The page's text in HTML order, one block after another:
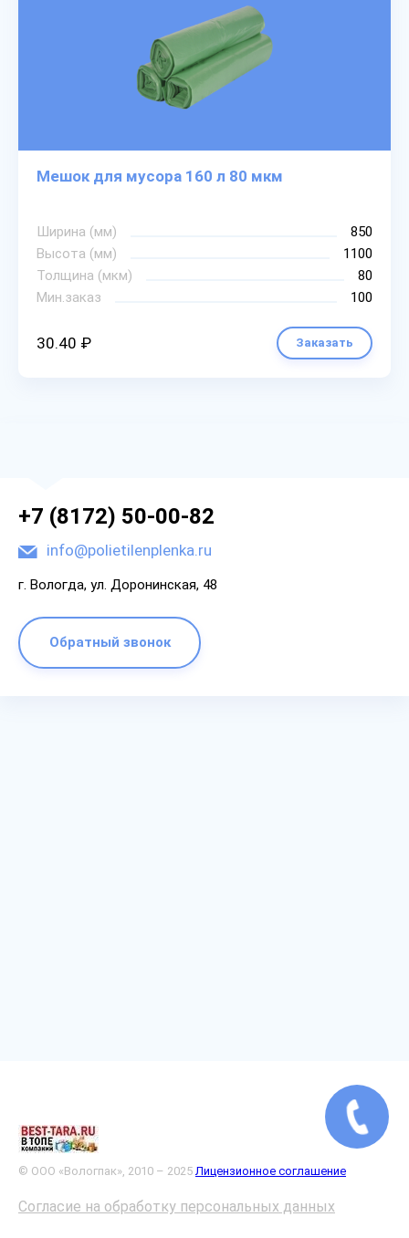
Мешок для мусора 160 л 80 мкм
Ширина (мм)
850
Высота (мм)
1100
Толщина (мкм)
80
Мин.заказ
100
30.40 ₽ Заказать
+7 (8172) 50-00-82
info@polietilenplenka.ru
г. Вологда, ул. Доронинская, 48
Обратный звонок
© ООО «Вологпак», 2010 – 2025 Лицензионное соглашение
Согласие на обработку персональных данных